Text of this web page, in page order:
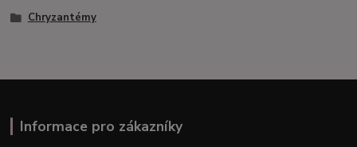
Chryzantémy
Informace pro zákazníky